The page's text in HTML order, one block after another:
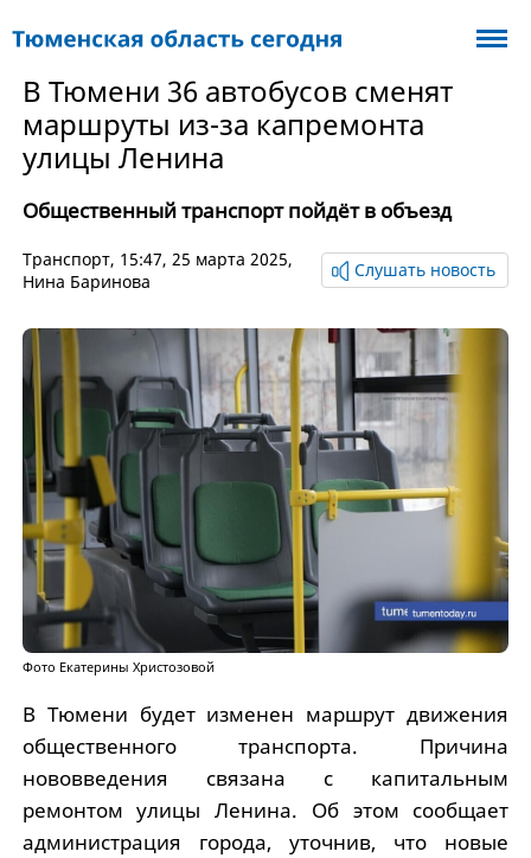
В Тюмени 36 автобусов сменят
маршруты из-за капремонта
улицы Ленина
Общественный транспорт пойдёт в объезд
Транспорт, 15:47, 25 марта 2025,
Нина Баринова
Слушать новость
Фото Екатерины Христозовой
В Тюмени будет изменен маршрут движения
общественного транспорта. Причина
нововведения связана с капитальным
ремонтом улицы Ленина. Об этом сообщает
администрация города, уточнив, что новые